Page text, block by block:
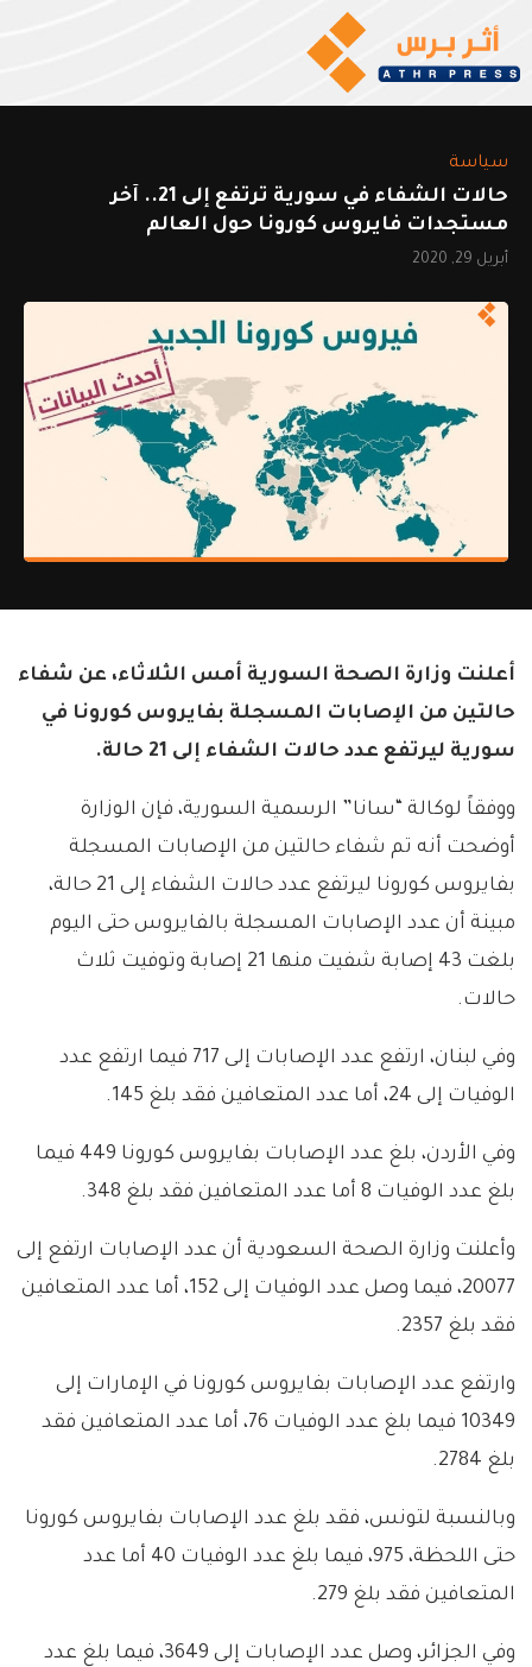
سياسة
حالات الشفاء في سورية ترتفع إلى 21.. آخر
مستجدات فايروس كورونا حول العالم
أبريل 29, 2020
أعلنت وزارة الصحة السورية أمس الثلاثاء، عن شفاء
حالتين من الإصابات المسجلة بفايروس كورونا في
سورية ليرتفع عدد حالات الشفاء إلى 21 حالة.
ووفقاً لوكالة “سانا” الرسمية السورية، فإن الوزارة
أوضحت أنه تم شفاء حالتين من الإصابات المسجلة
بفايروس كورونا ليرتفع عدد حالات الشفاء إلى 21 حالة،
مبينة أن عدد الإصابات المسجلة بالفايروس حتى اليوم
بلغت 43 إصابة شفيت منها 21 إصابة وتوفيت ثلاث
حالات.
وفي لبنان، ارتفع عدد الإصابات إلى 717 فيما ارتفع عدد
الوفيات إلى 24، أما عدد المتعافين فقد بلغ 145.
وفي الأردن، بلغ عدد الإصابات بفايروس كورونا 449 فيما
بلغ عدد الوفيات 8 أما عدد المتعافين فقد بلغ 348.
وأعلنت وزارة الصحة السعودية أن عدد الإصابات ارتفع إلى
20077، فيما وصل عدد الوفيات إلى 152، أما عدد المتعافين
فقد بلغ 2357.
وارتفع عدد الإصابات بفايروس كورونا في الإمارات إلى
10349 فيما بلغ عدد الوفيات 76، أما عدد المتعافين فقد
بلغ 2784.
وبالنسبة لتونس، فقد بلغ عدد الإصابات بفايروس كورونا
حتى اللحظة، 975، فيما بلغ عدد الوفيات 40 أما عدد
المتعافين فقد بلغ 279.
وفي الجزائر، وصل عدد الإصابات إلى 3649، فيما بلغ عدد